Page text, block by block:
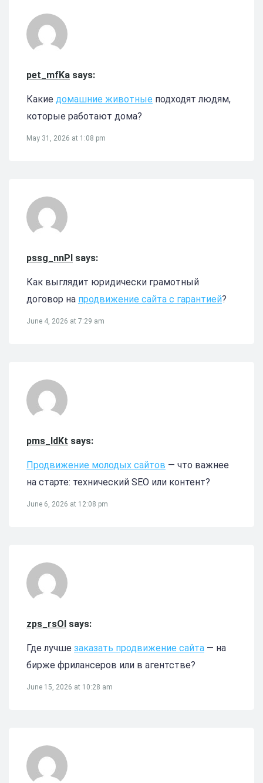
pet_mfKa says:
Какие домашние животные подходят людям,
которые работают дома?
May 31, 2026 at 1:08 pm
pssg_nnPl says:
Как выглядит юридически грамотный
договор на продвижение сайта с гарантией?
June 4, 2026 at 7:29 am
pms_ldKt says:
Продвижение молодых сайтов — что важнее
на старте: технический SEO или контент?
June 6, 2026 at 12:08 pm
zps_rsOl says:
Где лучше заказать продвижение сайта — на
бирже фрилансеров или в агентстве?
June 15, 2026 at 10:28 am